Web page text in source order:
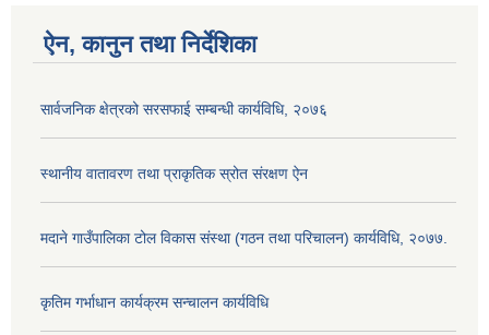
ऐन, कानुन तथा निर्देशिका
सार्वजनिक क्षेत्रको सरसफाई सम्बन्धी कार्यविधि, २०७६
स्थानीय वातावरण तथा प्राकृतिक स्रोत संरक्षण ऐन
मदाने गाउँपालिका टोल विकास संस्था (गठन तथा परिचालन) कार्यविधि, २०७७.
कृतिम गर्भाधान कार्यक्रम सन्चालन कार्यविधि